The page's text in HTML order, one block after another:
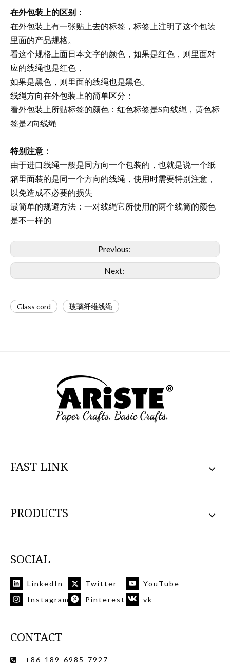
在外包装上的区别：
在外包装上有一张贴上去的标签，标签上注明了这个包装
里面的产品规格。
看这个规格上面日本文字的颜色，如果是红色，则里面对
应的线绳也是红色，
如果是黑色，则里面的线绳也是黑色。
线绳方向在外包装上的简单区分：
看外包装上所贴标签的颜色：红色标签是S向线绳，黄色标
签是Z向线绳
特别注意：
由于进口线绳一般是同方向一个包装的，也就是说一个纸
箱里面装的是同一个方向的线绳，使用时需要特别注意，
以免造成不必要的损失
最简单的规避方法：一对线绳它所使用的两个线筒的颜色
是不一样的
Previous:
Next:
Glass cord 玻璃纤维线绳
FAST LINK
PRODUCTS
SOCIAL
LinkedIn Twitter
YouTube
Instagram
Pinterest vk
CONTACT
 +86-189-6985-7927